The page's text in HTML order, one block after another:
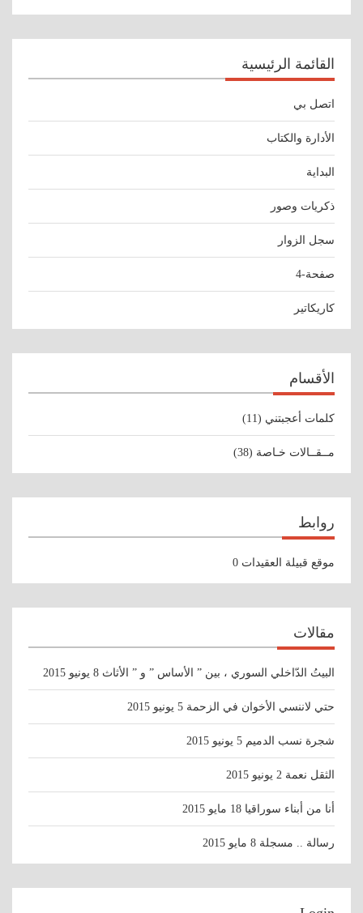
القائمة الرئيسية
اتصل بي
الأدارة والكتاب
البداية
ذكريات وصور
سجل الزوار
صفحة-4
كاريكاتير
الأقسام
كلمات أعجبتني (11)
مــقــالات خـاصة (38)
روابط
موقع قبيلة العقيدات
مقالات
البيتُ الدّاخلي السوري ، بين ” الأساس ” و ” الأثاث 8 يونيو 2015
حتي لاننسي الأخوان في الزحمة 5 يونيو 2015
شجرة نسب الدميم 5 يونيو 2015
الثقل نعمة 2 يونيو 2015
أنا من أبناء سوراقيا 18 مايو 2015
رسالة .. مسجلة 8 مايو 2015